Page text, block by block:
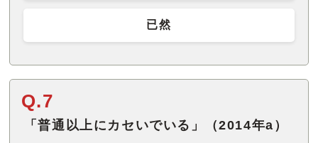
已然
Q.7
「普通以上にカセいでいる」（2014年a）